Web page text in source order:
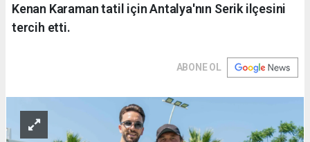
Kenan Karaman tatil için Antalya'nın Serik ilçesini
tercih etti.
ABONE OL